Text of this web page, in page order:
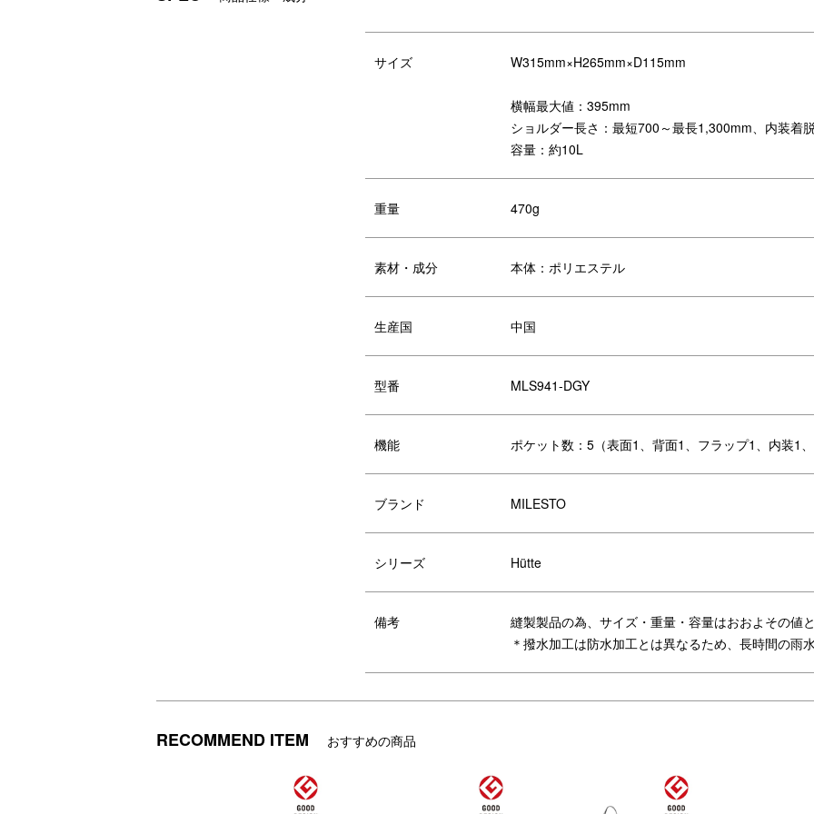
A4書類もすっきり収まる安心サイズ。ショルダーはワンタッチ式のバックル付きで、着脱もスムーズにできます。
背面ポケットなど用途に応じたポケットを整然と配置することで「収納力」に特化。
内部には内装ポケットとしても外付けポーチとしても使える便利な着脱式ポーチを装備。背面にはキャリーハンド
生地は撥水加工をした軽量感のあるマットな風合いの300デニールのポリエステル、格子柄が象徴的なリップストッ
カラーはモノトーンで都会的に。バランスを重視したカラーテープがアクセントです。
洗練されたデザイン性と実用性で、毎日をもっとアクティブに演出します。
書類や雑誌などもすっきり収まるサイ
多角形を組み合わせたこだわりの
縫製で、幾何学的デザインの美し
フラップ裏にもポケットが付いてお
り、パスケース等もスマートに収納で
面ファスナー付きの背面ポケット。
ティッシュ等のほか、旅先の地図
を入れても◎！
サイズ W315mm×H265mm×D115mm
横幅最大値：395mm
ショルダー長さ：最短700～最長1,300mm、内装着
容量：約10L
重量 470g
素材・成分 本体：ポリエステル
生産国 中国
型番 MLS941-DGY
機能 ポケット数：5（表面1、背面1、フラップ1、内装1
ブランド MILESTO
シリーズ Hütte
備考
縫製製品の為、サイズ・重量・容量はおおよその値と
＊撥水加工は防水加工とは異なるため、長時間の雨
RECOMMEND ITEM おすすめの商品